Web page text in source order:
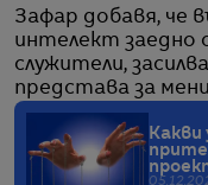
Зафар добавя, че
интелект заедно
служители,
представа за